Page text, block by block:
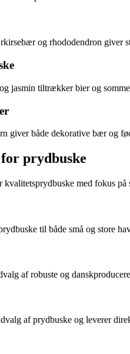
og rhododendron
jasmin tiltrækker bier og
giver både dekorative bær og
prydbuske
kvalitetsprydbuske med fokus
til både små og store
af robuste og
af prydbuske og leverer